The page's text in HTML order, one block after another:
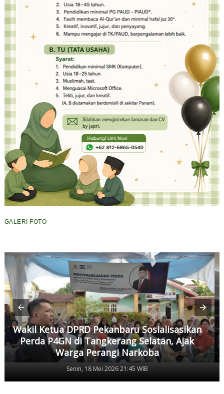
GALERI FOTO
Wakil Ketua DPRD Pekanbaru Sosialisasikan
Perda P4GN di Tangkerang Selatan, Ajak
Warga Perangi Narkoba
Senin, 18 Mei 2026 21:45 WIB